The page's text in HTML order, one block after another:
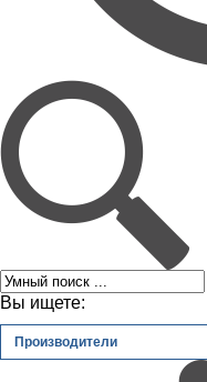
Вы ищете:
Производители